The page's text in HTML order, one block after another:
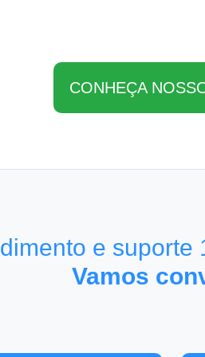
CONHEÇA
e suporte
Vamos